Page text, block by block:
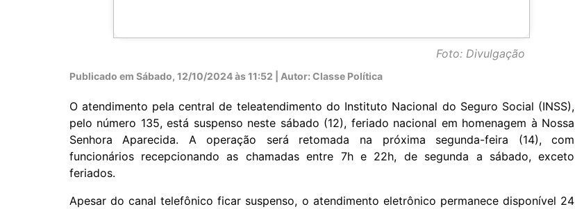
Foto: Divulgação
Publicado em Sábado, 12/10/2024 às 11:52 | Autor: Classe Política
O atendimento pela central de teleatendimento do Instituto Nacional do Seguro Social (INSS),
pelo número 135, está suspenso neste sábado (12), feriado nacional em homenagem à Nossa
Senhora Aparecida. A operação será retomada na próxima segunda-feira (14), com
funcionários recepcionando as chamadas entre 7h e 22h, de segunda a sábado, exceto
feriados.
Apesar do canal telefônico ficar suspenso, o atendimento eletrônico permanece disponível 24